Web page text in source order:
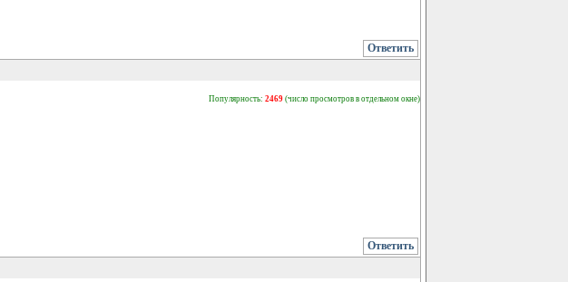
Ответить
Популярность: 2469 (число просмотров в отдельном окне)
Ответить